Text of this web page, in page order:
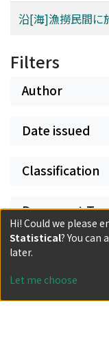
沿[海]漁撈民間に
Filters
Author
Date issued
Classification
Document
Has files
Hi! Could we please
Statistical? You
later.
Let me choose